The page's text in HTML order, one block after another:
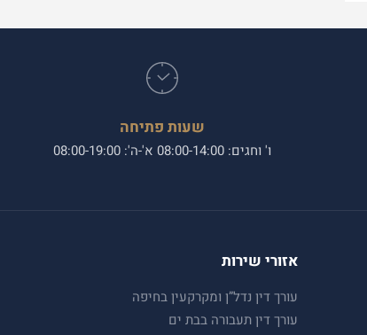
שעות פתיחה
ו' וחגים: 08:00-14:00 א'-ה': 08:00-19:00
אזורי שירות
עורך דין נדל”ן ומקרקעין בחיפה
עורך דין תעבורה בבת ים